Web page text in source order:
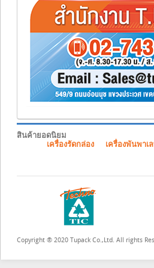
สินค้ายอดนิยม
เครื่องรัดกล่อง
เครื่องพันพาเ
Copyright ® 2020 Tupack Co.,Ltd. All rights